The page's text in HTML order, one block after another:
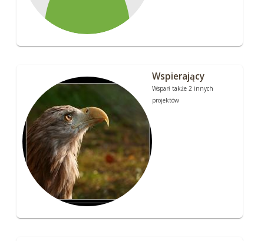
Wspierający
Wsparł także 2 innych
projektów